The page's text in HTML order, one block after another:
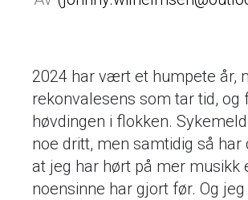
2024 har vært et humpete år,
rekonvalesens som tar tid, og
høvdingen i flokken.
noe dritt, men samtidig så har
at jeg har hørt på mer musikk
noensinne har gjort før. Og